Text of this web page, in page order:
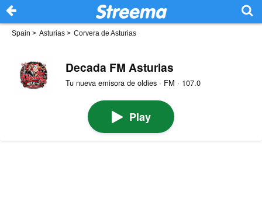
Spain > Asturias > Corvera de Asturias
Decada FM Asturias
Tu nueva emisora de oldies · FM · 107.0
Play